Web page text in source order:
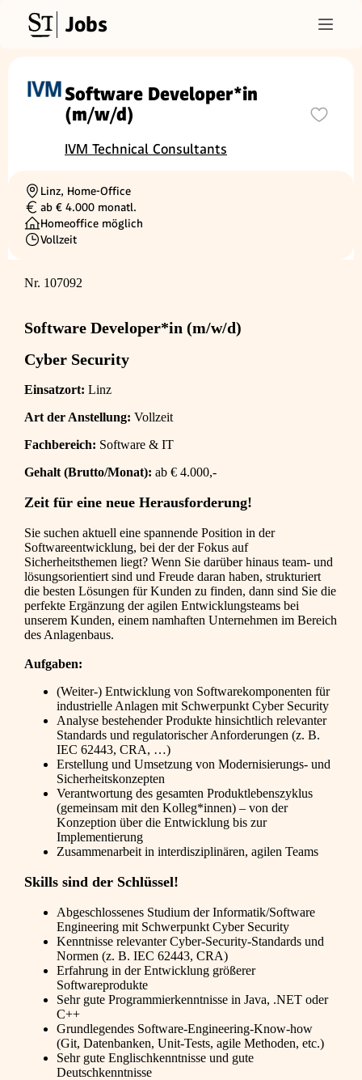
Jobs
Software Developer*in
(m/w/d)
IVM Technical Consultants
Ortschaft
Linz, Home-Office
Gehalt
ab € 4.000 monatl.
Homeoffice möglich
Beschäftigungsart
Vollzeit
Nr. 107092
Software Developer*in (m/w/d)
Cyber Security
Einsatzort: Linz
Art der Anstellung: Vollzeit
Fachbereich: Software & IT
Gehalt (Brutto/Monat): ab € 4.000,-
Zeit für eine neue Herausforderung!
Sie suchen aktuell eine spannende Position in der
Softwareentwicklung, bei der der Fokus auf
Sicherheitsthemen liegt? Wenn Sie darüber hinaus team- und
lösungsorientiert sind und Freude daran haben, strukturiert
die besten Lösungen für Kunden zu finden, dann sind Sie die
perfekte Ergänzung der agilen Entwicklungsteams bei
unserem Kunden, einem namhaften Unternehmen im Bereich
des Anlagenbaus.
Aufgaben:
(Weiter-) Entwicklung von Softwarekomponenten für
industrielle Anlagen mit Schwerpunkt Cyber Security
Analyse bestehender Produkte hinsichtlich relevanter
Standards und regulatorischer Anforderungen (z. B.
IEC 62443, CRA, …)
Erstellung und Umsetzung von Modernisierungs- und
Sicherheitskonzepten
Verantwortung des gesamten Produktlebenszyklus
(gemeinsam mit den Kolleg*innen) – von der
Konzeption über die Entwicklung bis zur
Implementierung
Zusammenarbeit in interdisziplinären, agilen Teams
Skills sind der Schlüssel!
Abgeschlossenes Studium der Informatik/Software
Engineering mit Schwerpunkt Cyber Security
Kenntnisse relevanter Cyber-Security-Standards und
Normen (z. B. IEC 62443, CRA)
Erfahrung in der Entwicklung größerer
Softwareprodukte
Sehr gute Programmierkenntnisse in Java, .NET oder
C++
Grundlegendes Software-Engineering-Know-how
(Git, Datenbanken, Unit-Tests, agile Methoden, etc.)
Sehr gute Englischkenntnisse und gute
Deutschkenntnisse